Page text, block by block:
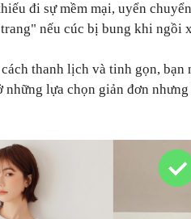
đi sự mềm mại, uyển
nếu cúc bị bung khi ngồi
thanh lịch và tinh gọn,
lựa chọn giản đơn